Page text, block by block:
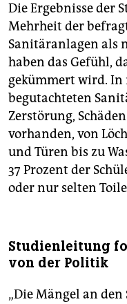
Die Ergebnisse der
Mehrheit der
Sanitäranlagen als
haben das Gefühl,
gekümmert wird. In
begutachteten
Zerstörung,
vorhanden, von
und Türen bis zu
37 Prozent der
oder nur selten
Studienleitung
von der Politik
„Die Mängel an